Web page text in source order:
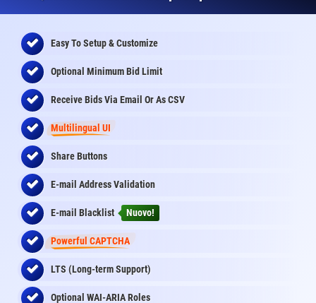
Easy To Setup & Customize
Optional Minimum Bid Limit
Receive Bids Via Email Or As CSV
Multilingual UI
Share Buttons
E-mail Address Validation
E-mail Blacklist Nuovo!
Powerful CAPTCHA
LTS (Long-term Support)
Optional WAI-ARIA Roles